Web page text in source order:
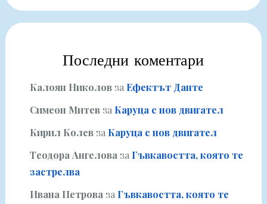
Последни коментари
Калоян Николовза Ефектът Данте
Симеон Митевза Каруца с нов двигател
Кирил Колевза Каруца с нов двигател
Теодора Ангеловаза Гъвкавостта, която те
застрелва
Ивана Петроваза Гъвкавостта, която те